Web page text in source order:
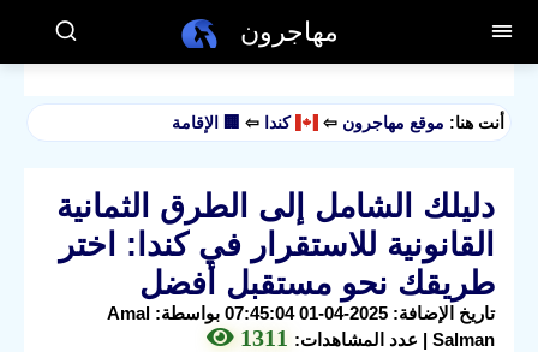
مهاجرون
أنت هنا: موقع مهاجرون ⇦ كندا ⇦ 🏢 الإقامة
دليلك الشامل إلى الطرق الثمانية
القانونية للاستقرار في كندا: اختر
طريقك نحو مستقبل أفضل
تاريخ الإضافة: 2025-04-01 07:45:04 بواسطة: Amal
Salman | عدد المشاهدات:
1311